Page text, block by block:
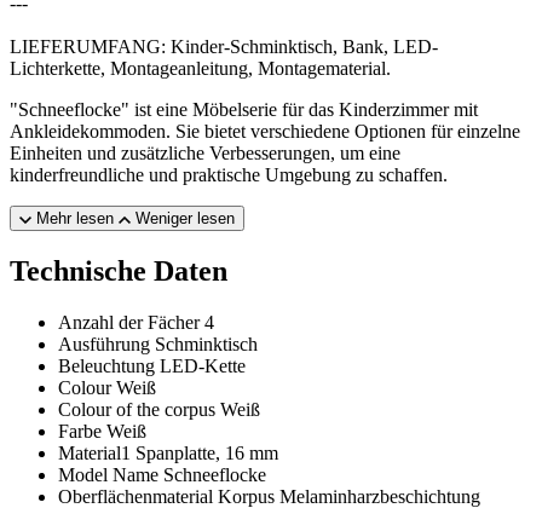
LIEFERUMFANG: Kinder-Schminktisch, Bank, LED-
Lichterkette, Montageanleitung, Montagematerial.
"Schneeflocke" ist eine Möbelserie für das Kinderzimmer mit
Ankleidekommoden. Sie bietet verschiedene Optionen für einzelne
Einheiten und zusätzliche Verbesserungen, um eine
kinderfreundliche und praktische Umgebung zu schaffen.
Mehr lesen Weniger lesen
Technische Daten
Anzahl der Fächer 4
Ausführung Schminktisch
Beleuchtung LED-Kette
Colour Weiß
Colour of the corpus Weiß
Farbe Weiß
Material1 Spanplatte, 16 mm
Model Name Schneeflocke
Oberflächenmaterial Korpus Melaminharzbeschichtung